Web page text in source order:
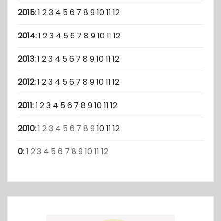
2015:1 23 4 56 7 8 91011 12
2014:1 23 4 56 7 8 91011 12
2013:1 23 4 56 7 8 91011 12
2012:1 23 4 56 7 8 91011 12
2011:1 23 4 56 7 8 91011 12
2010:1 23 4 5 6 7 8 9 1011 12
0:1 23 4 5 6 7 8 9 10 11 12